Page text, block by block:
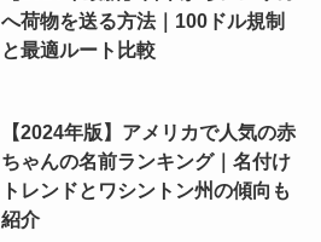
へ荷物を送る方法｜100ドル規制
と最適ルート比較
【2024年版】アメリカで人気の赤
ちゃんの名前ランキング｜名付け
トレンドとワシントン州の傾向も
紹介